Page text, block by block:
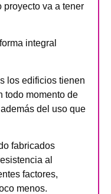
proyecto va a tener
integral
los edificios tienen
todo momento de
del uso que
fabricados
al
factores,
menos.